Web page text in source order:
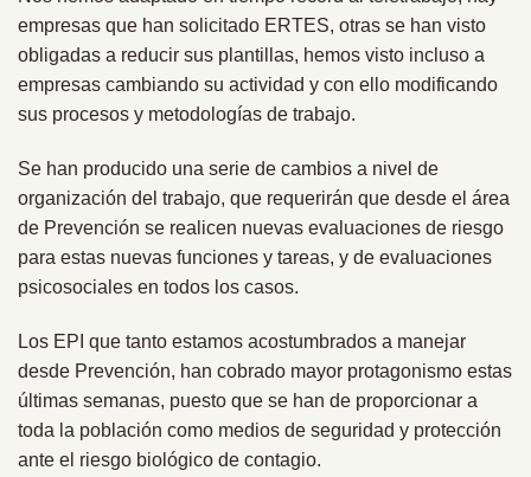
empresas que han solicitado ERTES, otras se han visto
obligadas a reducir sus plantillas, hemos visto incluso a
empresas cambiando su actividad y con ello modificando
sus procesos y metodologías de trabajo.
Se han producido una serie de cambios a nivel de
organización del trabajo, que requerirán que desde el área
de Prevención se realicen nuevas evaluaciones de riesgo
para estas nuevas funciones y tareas, y de evaluaciones
psicosociales en todos los casos.
Los EPI que tanto estamos acostumbrados a manejar
desde Prevención, han cobrado mayor protagonismo estas
últimas semanas, puesto que se han de proporcionar a
toda la población como medios de seguridad y protección
ante el riesgo biológico de contagio.